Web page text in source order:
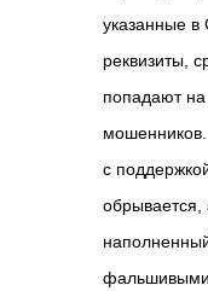
указанные в
реквизиты,
попадают
мошенников.
с
обрывается,